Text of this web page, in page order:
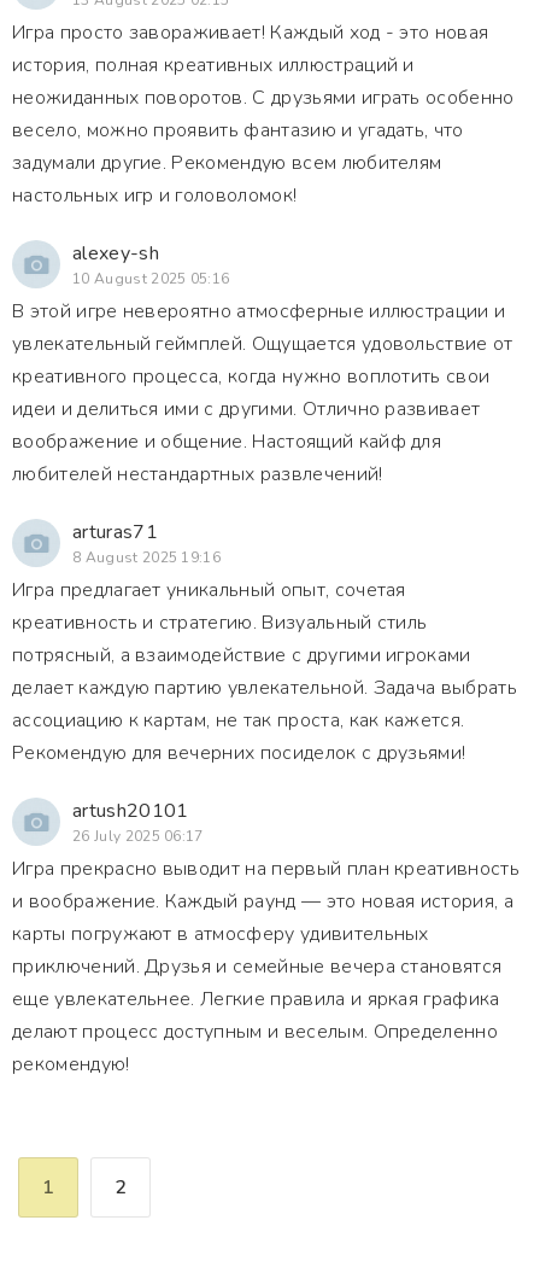
Игра просто завораживает! Каждый ход - это новая
история, полная креативных иллюстраций и
неожиданных поворотов. С друзьями играть особенно
весело, можно проявить фантазию и угадать, что
задумали другие. Рекомендую всем любителям
настольных игр и головоломок!
alexey-sh
10 August 2025 05:16
В этой игре невероятно атмосферные иллюстрации и
увлекательный геймплей. Ощущается удовольствие от
креативного процесса, когда нужно воплотить свои
идеи и делиться ими с другими. Отлично развивает
воображение и общение. Настоящий кайф для
любителей нестандартных развлечений!
arturas71
8 August 2025 19:16
Игра предлагает уникальный опыт, сочетая
креативность и стратегию. Визуальный стиль
потрясный, а взаимодействие с другими игроками
делает каждую партию увлекательной. Задача выбрать
ассоциацию к картам, не так проста, как кажется.
Рекомендую для вечерних посиделок с друзьями!
artush20101
26 July 2025 06:17
Игра прекрасно выводит на первый план креативность
и воображение. Каждый раунд — это новая история, а
карты погружают в атмосферу удивительных
приключений. Друзья и семейные вечера становятся
еще увлекательнее. Легкие правила и яркая графика
делают процесс доступным и веселым. Определенно
рекомендую!
1 2